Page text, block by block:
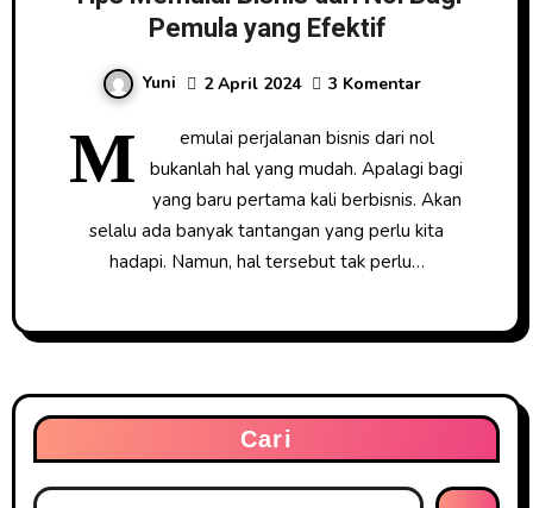
Pemula yang Efektif
Yuni 2 April 2024 3 Komentar
M
emulai perjalanan bisnis dari nol
bukanlah hal yang mudah. Apalagi bagi
yang baru pertama kali berbisnis. Akan
selalu ada banyak tantangan yang perlu kita
hadapi. Namun, hal tersebut tak perlu…
Cari